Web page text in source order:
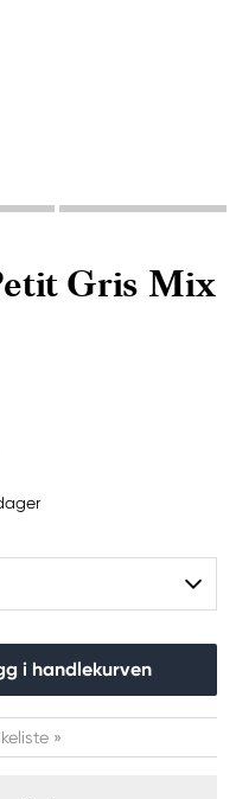
Gris Mix
i handlekurven
»